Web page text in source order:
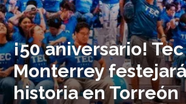
¡50 aniversario!
Monterrey
historia en Torreón